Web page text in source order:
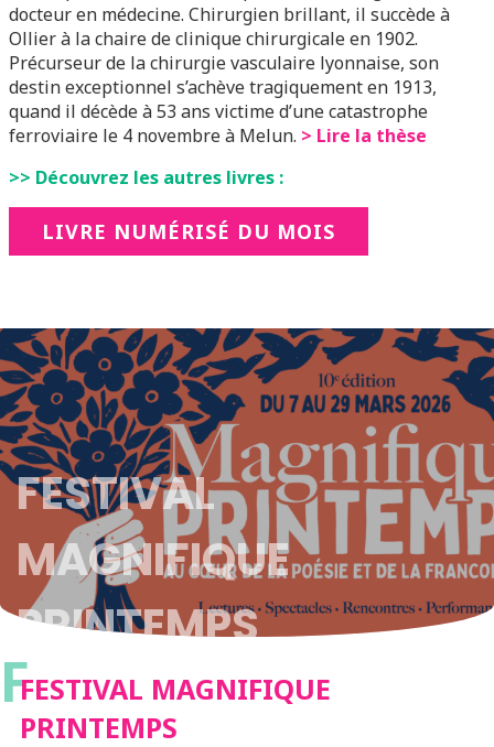
docteur en médecine. Chirurgien brillant, il succède à
Ollier à la chaire de clinique chirurgicale en 1902.
Précurseur de la chirurgie vasculaire lyonnaise, son
destin exceptionnel s’achève tragiquement en 1913,
quand il décède à 53 ans victime d’une catastrophe
ferroviaire le 4 novembre à Melun. > Lire la thèse
>> Découvrez les autres livres :
LIVRE NUMÉRISÉ DU MOIS
FESTIVAL
MAGNIFIQUE
PRINTEMPS
FFESTIVAL MAGNIFIQUE
PRINTEMPS